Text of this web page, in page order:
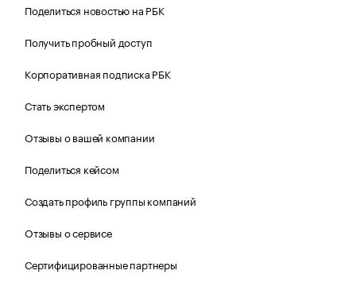
Поделиться новостью на РБК
Получить пробный доступ
Корпоративная подписка РБК
Стать экспертом
Отзывы о вашей компании
Поделиться кейсом
Создать профиль группы компаний
Отзывы о сервисе
Сертифицированные партнеры